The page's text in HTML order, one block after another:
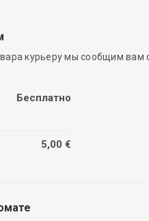
курьеру мы сообщим вам
Бесплатно
5,00 €